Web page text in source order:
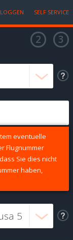
SELF SERVICE
eventuelle
Flugnummer
Sie dies nicht
haben,